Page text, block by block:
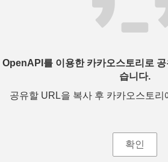
OpenAPI를 이용한 카카오스토리로
습니다.
공유할 URL을 복사 후 카카오스토리
확인